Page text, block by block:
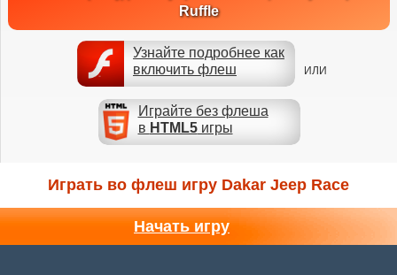
Ruffle
Узнайте подробнее как
включить флеш
ИЛИ
Играйте без флеша
в HTML5игры
Играть во флеш игру Dakar Jeep Race
Начать игру